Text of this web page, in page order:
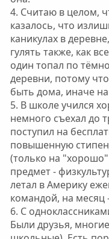
4. Считаю в целом,
казалось, что
каникулах в
гулять также, как
один топал по
деревни, потому
быть дома, иначе
5. В школе учился
немного съехал до
поступил на
повышенную
(только на
предмет -
летал в Америку
командой, на месяц
6. С
Были друзья,